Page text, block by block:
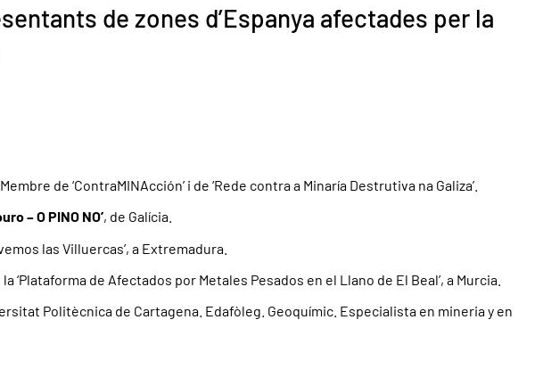
de zones d’Espanya afectades per la
de ‘ContraMINAcción’ i de ‘Rede contra a Minaría Destrutiva na Galiza’.
– O PINO NO’, de Galícia.
las Villuercas’, a Extremadura.
‘Plataforma de Afectados por Metales Pesados en el Llano de El Beal’, a Murcia.
Politècnica de Cartagena. Edafòleg. Geoquímic. Especialista en mineria y en